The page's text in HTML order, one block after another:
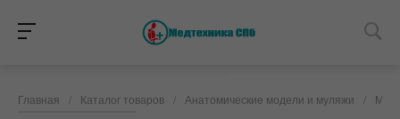
Главная / Каталог товаров / Анатомические модели и муляжи /